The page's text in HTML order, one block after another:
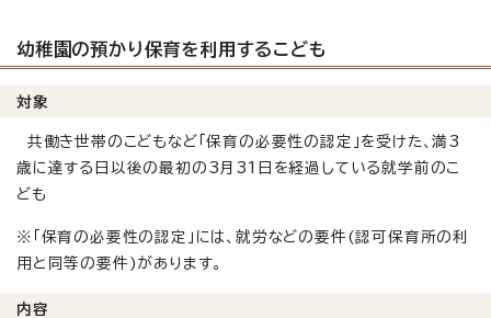
幼稚園の預かり保育を利用するこども
対象
共働き世帯のこどもなど「保育の必要性の認定」を受けた、満3
歳に達する日以後の最初の3月31日を経過している就学前のこ
ども
※「保育の必要性の認定」には、就労などの要件(認可保育所の利
用と同等の要件)があります。
内容